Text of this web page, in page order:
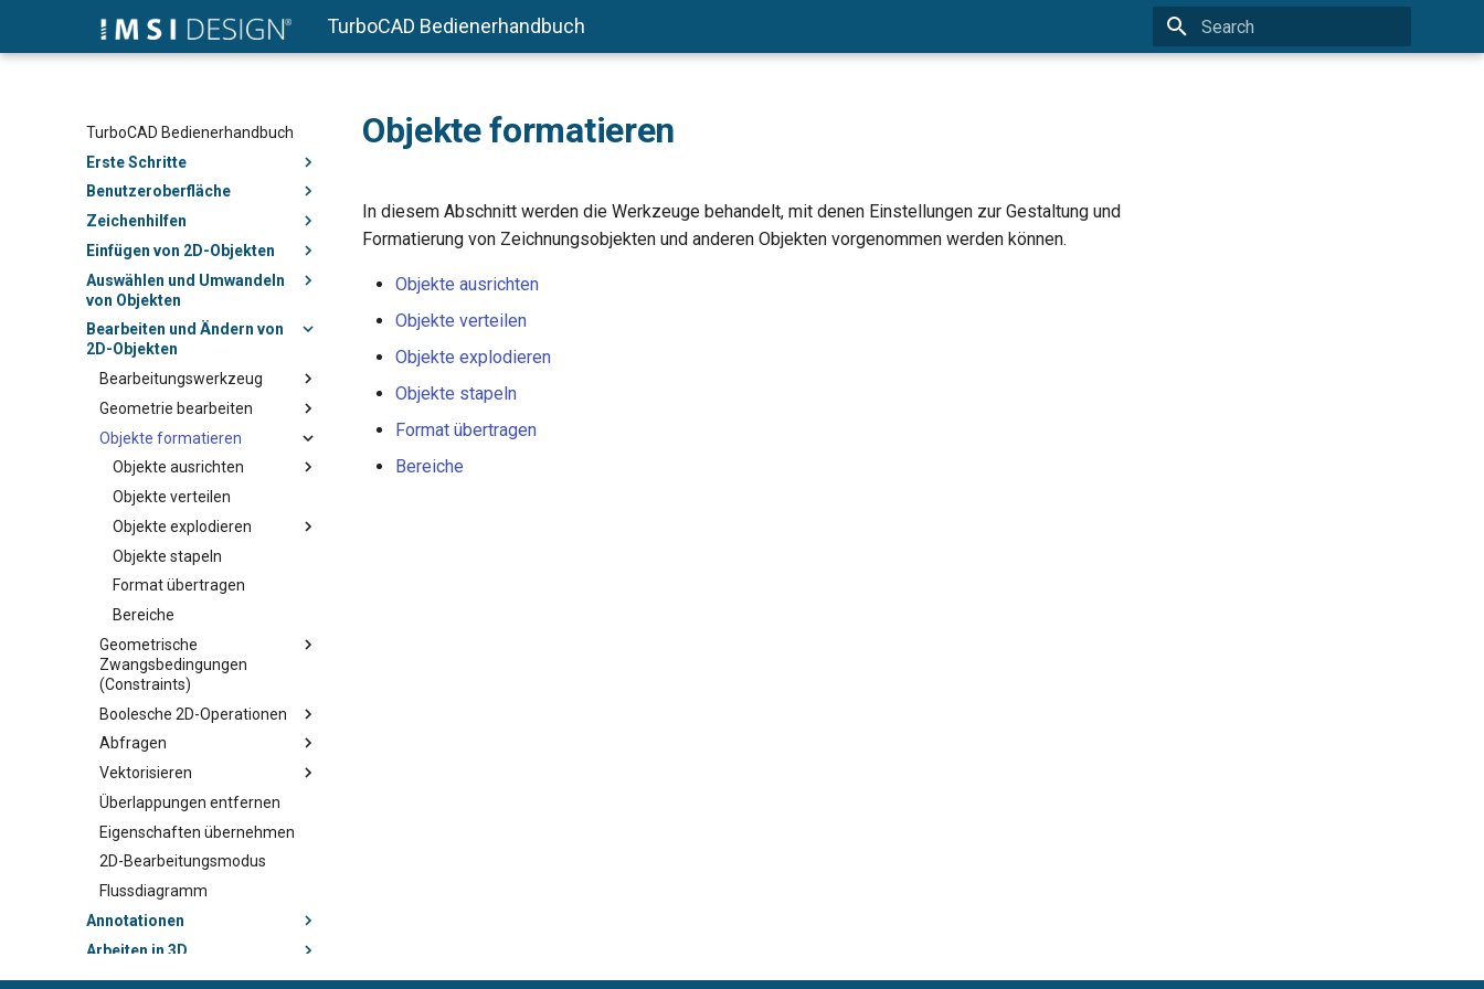
TurboCAD Bedienerhandbuch
TurboCAD Bedienerhandbuch
Erste Schritte
Benutzeroberfläche
Zeichenhilfen
Einfügen von 2D-Objekten
Auswählen und Umwandeln
von Objekten
Bearbeiten und Ändern von
2D-Objekten
Bearbeitungswerkzeug
Geometrie bearbeiten
Objekte formatieren
Objekte ausrichten
Objekte verteilen
Objekte explodieren
Objekte stapeln
Format übertragen
Bereiche
Geometrische
Zwangsbedingungen
(Constraints)
Boolesche 2D-Operationen
Abfragen
Vektorisieren
Überlappungen entfernen
Eigenschaften übernehmen
2D-Bearbeitungsmodus
Flussdiagramm
Annotationen
Arbeiten in 3D
Erstellen von 3D-Objekten
Objekte formatieren
In diesem Abschnitt werden die Werkzeuge behandelt, mit denen Einstellungen zur Gestaltung und
Formatierung von Zeichnungsobjekten und anderen Objekten vorgenommen werden können.
Objekte ausrichten
Objekte verteilen
Objekte explodieren
Objekte stapeln
Format übertragen
Bereiche